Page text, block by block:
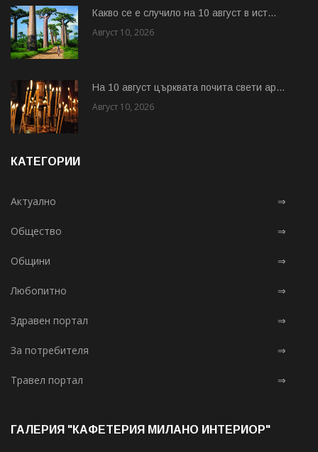
Какво се е случило на 10 август в ист...
Август 10, 2026
На 10 август църквата почита свети ар...
Август 10, 2026
КАТЕГОРИИ
Актуално ⇒
Общество ⇒
Общини ⇒
Любопитно ⇒
Здравен портал ⇒
За потребителя ⇒
Травел портал ⇒
ГАЛЕРИЯ "КАФЕТЕРИЯ МИЛАНО ИНТЕРИОР"